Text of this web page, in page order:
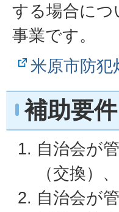
する場合につ
事業です。
米原市防犯
補助要件
自治会が
（交換）
自治会が